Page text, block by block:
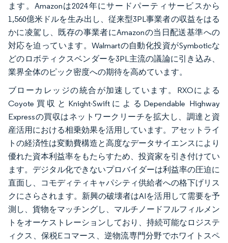
ます。Amazonは2024年にサードパーティサービスから
1,560億米ドルを生み出し、従来型3PL事業者の収益をはる
かに凌駕し、既存の事業者にAmazonの当日配送基準への
対応を迫っています。Walmartの自動化投資がSymboticな
どのロボティクスベンダーを3PL主流の議論に引き込み、
業界全体のピック密度への期待を高めています。
ブローカレッジの統合が加速しています。RXOによる
Coyote買収とKnight-SwiftによるDependable Highway
Expressの買収はネットワークリーチを拡大し、調達と資
産活用における相乗効果を活用しています。アセットライ
トの経済性は変動費構造と高度なデータサイエンスにより
優れた資本利益率をもたらすため、投資家を引き付けてい
ます。デジタル化できないプロバイダーは利益率の圧迫に
直面し、コモディティキャパシティ供給者への格下げリス
クにさらされます。新興の破壊者はAIを活用して需要を予
測し、貨物をマッチングし、マルチノードフルフィルメン
トをオーケストレーションしており、持続可能なロジステ
ィクス、保税Eコマース、逆物流専門分野でホワイトスペ